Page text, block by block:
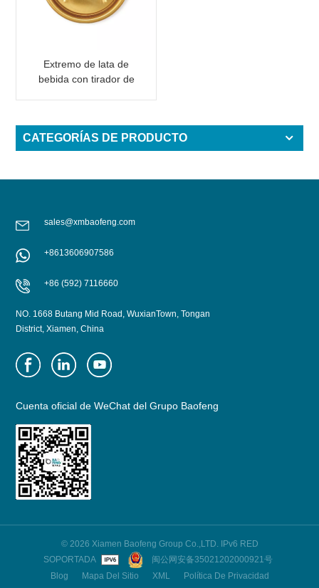
Extremo de lata de
bebida con tirador de
CATEGORÍAS DE PRODUCTO
sales@xmbaofeng.com
+8613606907586
+86 (592) 7116660
NO. 1668 Butang Mid Road, WuxianTown, Tongan
District, Xiamen, China
Cuenta oficial de WeChat del Grupo Baofeng
© 2026 Xiamen Baofeng Group Co.,LTD. IPv6 RED
SOPORTADA
闽公网安备35021202000921号
Blog
Mapa Del Sitio XML Política De Privacidad